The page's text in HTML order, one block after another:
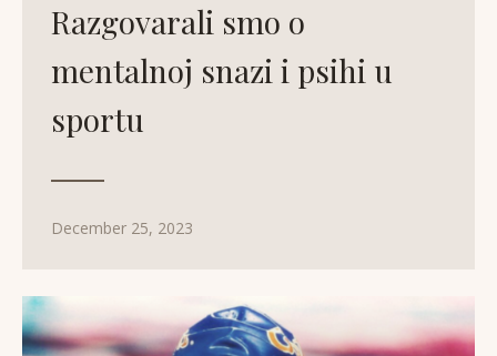
Razgovarali smo o
mentalnoj snazi i psihi u
sportu
December 25, 2023